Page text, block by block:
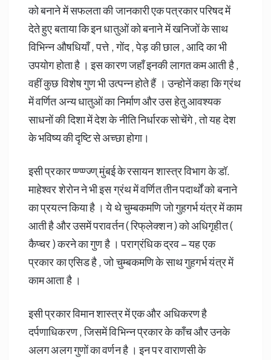
को बनाने में सफलता की जानकारी एक पत्रकार परिषद में
देते हुए बताया कि इन धातुओं को बनाने में खनिजों के साथ
विभिन्न औषधियाँ , पत्ते , गोंद , पेड़ की छाल , आदि का भी
उपयोग होता है । इस कारण जहाँ इनकी लागत कम आती है ,
वहीं कुछ विशेष गुण भी उत्पन्न होते हैं । उन्होनें कहा कि ग्रंथ
में वर्णित अन्य धातुओं का निर्माण और उस हेतु आवश्यक
साधनों की दिशा में देश के नीति निर्धारक सोचेंगे , तो यह देश
के भविष्य की दृष्टि से अच्छा होगा।
इसी प्रकार प्ण्प्ण्ज्ण् मुंबई के रसायन शास्त्र विभाग के डॉ.
माहेश्वर शेरोन ने भी इस ग्रंथ में वर्णित तीन पदार्थों को बनाने
का प्रयत्न किया है । ये थे चुम्बकमणि जो गुहगर्भ यंत्र में काम
आती है और उसमें परावर्तन ( रिफ्‌लेक्शन ) को अधिगृहीत (
कैप्चर ) करने का गुण है । पराग्रंधिक द्रव – यह एक
प्रकार का एसिड है , जो चुम्बकमणि के साथ गुहगर्भ यंत्र में
काम आता है ।
इसी प्रकार विमान शास्त्र में एक और अधिकरण है
दर्पणाधिकरण , जिसमें विभिन्न प्रकार के काँच और उनके
अलग अलग गुणों का वर्णन है । इन पर वाराणसी के